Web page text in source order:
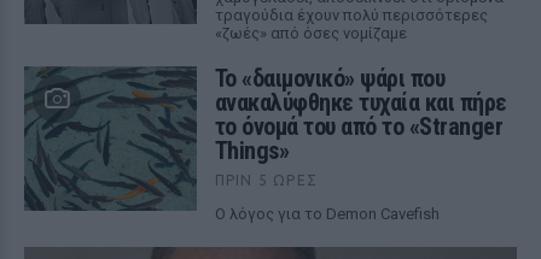
τραγούδια έχουν πολύ περισσότερες
«ζωές» από όσες νομίζαμε
Το «δαιμονικό» ψάρι που
ανακαλύφθηκε τυχαία και πήρε
το όνομά του από το «Stranger
Things»
ΠΡΙΝ 5 ΏΡΕΣ
Ο λόγος για το Demon Cavefish